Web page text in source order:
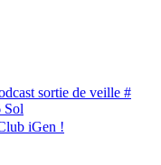
sortie de veille #
Sol
iGen !